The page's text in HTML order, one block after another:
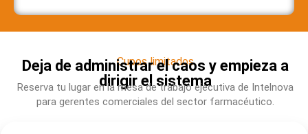
Cupos limitados
Deja de administrar el caos y empieza a
dirigir el sistema
Reserva tu lugar en la mesa de trabajo ejecutiva de Intelnova
para gerentes comerciales del sector farmacéutico.